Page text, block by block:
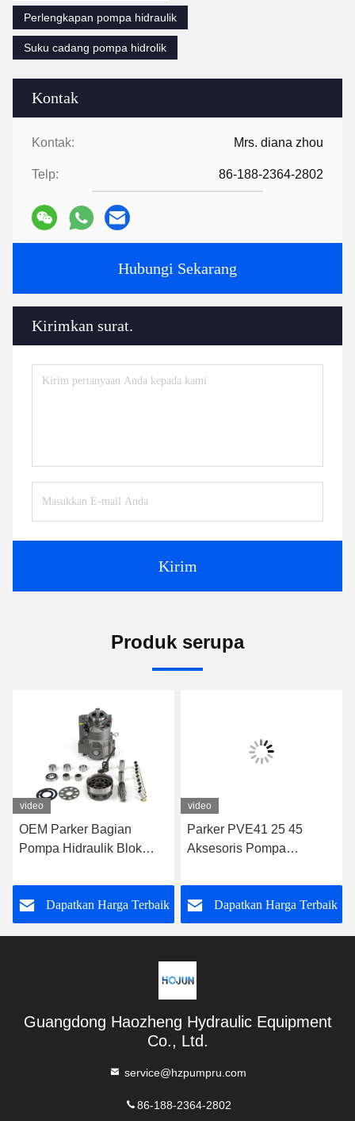
Kontak
Kontak: Mrs. diana zhou
Telp: 86-188-2364-2802
Hubungi Sekarang
Kirimkan surat.
Kirim
Perlengkapan pompa hidraulik
Suku cadang pompa hidrolik
Produk serupa
video
OEM Parker Bagian
Pompa Hidraulik Blok
65 33 38
Dapatkan Harga Terbaik
video
Parker PVE41 25 45
Aksesoris Pompa
Hidraulik
Dapatkan Harga Terbaik
Guangdong Haozheng Hydraulic Equipment
Co., Ltd.
service@hzpumpru.com
86-188-2364-2802